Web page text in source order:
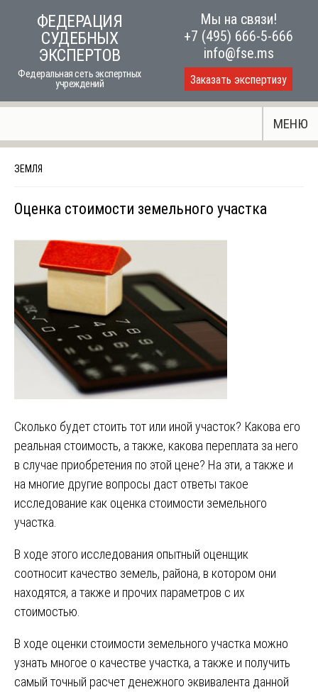
ФЕДЕРАЦИЯ
СУДЕБНЫХ
ЭКСПЕРТОВ
Федеральная сеть экспертных
учреждений
Мы на связи!
+7 (495) 666-5-666
info@fse.ms
Заказать экспертизу
МЕНЮ
ЗЕМЛЯ
Оценка стоимости земельного участка
Сколько будет стоить тот или иной участок? Какова его
реальная стоимость, а также, какова переплата за него
в случае приобретения по этой цене? На эти, а также и
на многие другие вопросы даст ответы такое
исследование как оценка стоимости земельного
участка.
В ходе этого исследования опытный оценщик
соотносит качество земель, района, в котором они
находятся, а также и прочих параметров с их
стоимостью.
В ходе оценки стоимости земельного участка можно
узнать многое о качестве участка, а также и получить
самый точный расчет денежного эквивалента данной